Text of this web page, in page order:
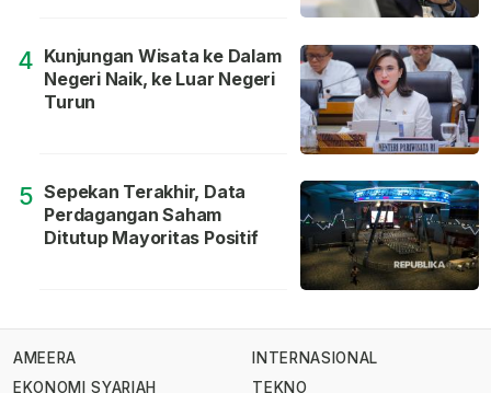
4 Kunjungan Wisata ke Dalam
Negeri Naik, ke Luar Negeri
Turun
5 Sepekan Terakhir, Data
Perdagangan Saham
Ditutup Mayoritas Positif
AMEERA
EKONOMI SYARIAH
INTERNASIONAL
TEKNO